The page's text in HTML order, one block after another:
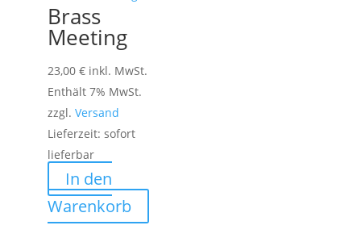
Brass
Meeting
23,00 € inkl. MwSt.
Enthält 7% MwSt.
zzgl. Versand
Lieferzeit: sofort
lieferbar
In den
Warenkorb